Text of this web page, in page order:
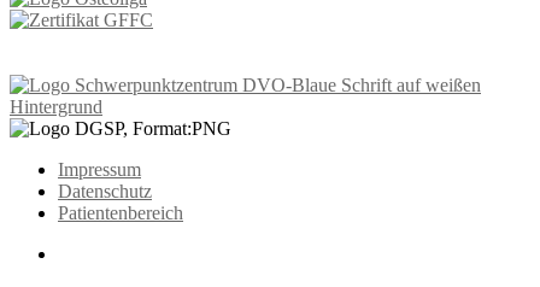
Impressum
Datenschutz
Patientenbereich